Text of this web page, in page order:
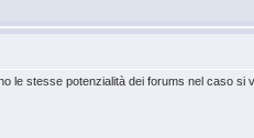
le stesse potenzialità dei forums nel caso si